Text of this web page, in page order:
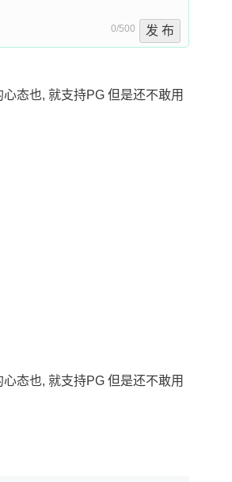
0/500 发 布
态也, 就支持PG 但是还不敢用
态也, 就支持PG 但是还不敢用